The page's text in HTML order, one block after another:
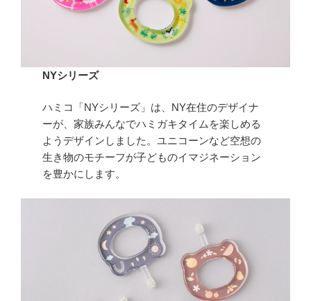
NYシリーズ
ハミコ「NYシリーズ」は、NY在住のデザイナ
ーが、家族みんなでハミガキタイムを楽しめる
ようデザインしました。ユニコーンなど空想の
生き物のモチーフが子どものイマジネーション
を豊かにします。